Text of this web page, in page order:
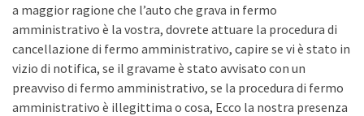
a maggior ragione che l’auto che grava in fermo
amministrativo è la vostra, dovrete attuare la procedura di
cancellazione di fermo amministrativo, capire se vi è stato in
vizio di notifica, se il gravame è stato avvisato con un
preavviso di fermo amministrativo, se la procedura di fermo
amministrativo è illegittima o cosa, Ecco la nostra presenza